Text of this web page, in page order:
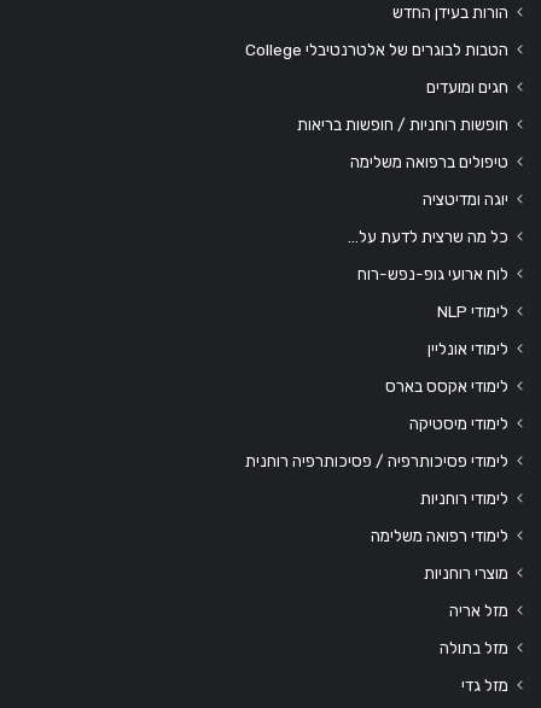
הורות בעידן החדש
הטבות לבוגרים של אלטרנטיבלי College
חגים ומועדים
חופשות רוחניות / חופשות בריאות
טיפולים ברפואה משלימה
יוגה ומדיטציה
כל מה שרצית לדעת על…
לוח ארועי גופ-נפש-רוח
לימודי NLP
לימודי אונליין
לימודי אקסס בארס
לימודי מיסטיקה
לימודי פסיכותרפיה / פסיכותרפיה רוחנית
לימודי רוחניות
לימודי רפואה משלימה
מוצרי רוחניות
מזל אריה
מזל בתולה
מזל גדי